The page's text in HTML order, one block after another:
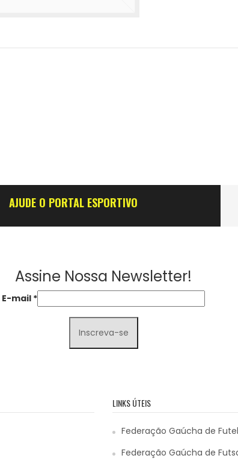
AJUDE O PORTAL ESPORTIVO
Assine Nossa Newsletter!
E-mail *
LINKS ÚTEIS
Federação Gaúcha de
Federação Gaúcha de